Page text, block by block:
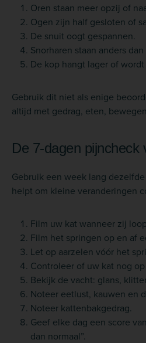
Oren staan meer opzij of
Ogen zijn half gesloten of
De snuit oogt gespannen.
Snorharen staan anders dan
De kop hangt lager of
Gebruik dit niet als enige
altijd met gedrag, eten,
De 7-dagen pijncheck
Gebruik een week lang
helpt om kleine veranderingen
Film uw kat wanneer zij
Film het springen op en af
Let op aarzelen vóór het
Controleer of uw kat nog
Bekijk de vacht: glans,
Noteer eetlust, kauwen en
Noteer kattenbakgedrag.
Geef elke dag een score
dan normaal”.